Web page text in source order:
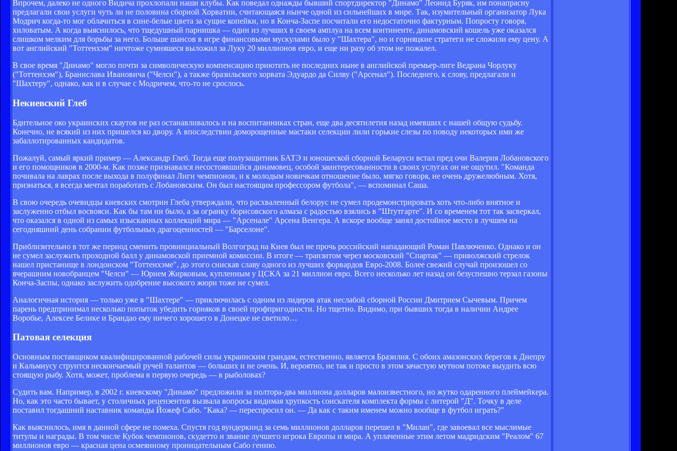
Впрочем, далеко не одного Видича прохлопали наши клубы. Как поведал однажды бывший спортдиректор "Динамо" Леонид Буряк, им понапрасну
предлагали свои услуги чуть ли не половина сборной Хорватии, считающаяся нынче одной из сильнейших в мире. Так, изумительный организатор Лука
Модрич когда-то мог облачиться в сине-белые цвета за сущие копейки, но в Конча-Заспе посчитали его недостаточно фактурным. Попросту говоря,
хиловатым. А когда выяснилось, что тщедушный парнишка — один из лучших в своем амплуа на всем континенте, динамовский кошель уже оказался
слишком мелким для борьбы за него. Больше шансов в игре финансовыми мускулами было у "Шахтера", но и горняцкие стратеги не сложили ему цену. А
вот английский "Тоттенхэм" ничтоже сумняшеся выложил за Луку 20 миллионов евро, и еще ни разу об этом не пожалел.
В свое время "Динамо" могло почти за символическую компенсацию приютить не последних ныне в английской премьер-лиге Ведрана Чорлуку
("Тоттенхэм"), Бранислава Ивановича ("Челси"), а также бразильского хорвата Эдуардо да Силву ("Арсенал"). Последнего, к слову, предлагали и
"Шахтеру", однако, как и в случае с Модричем, что-то не срослось.
Некиевский Глеб
Бдительное око украинских скаутов не раз останавливалось и на воспитанниках стран, еще два десятилетия назад имевших с нашей общую судьбу.
Конечно, не всякий из них пришелся ко двору. А впоследствии доморощенные мастаки селекции лили горькие слезы по поводу некоторых ими же
забаллотированных кандидатов.
Пожалуй, самый яркий пример — Александр Глеб. Тогда еще полузащитник БАТЭ и юношеской сборной Беларуси встал пред очи Валерия Лобановского
и его помощников в 2000-м. Как позже признавался несостоявшийся динамовец, особой заинтересованности в своих услугах он не ощутил. "Команда
почивала на лаврах после выхода в полуфинал Лиги чемпионов, и к молодым новичкам отношение было, мягко говоря, не очень дружелюбным. Хотя,
признаться, я всегда мечтал поработать с Лобановским. Он был настоящим профессором футбола", — вспоминал Саша.
В свою очередь очевидцы киевских смотрин Глеба утверждали, что расхваленный белорус не сумел продемонстрировать хоть что-либо внятное и
заслуженно отбыл восвояси. Как бы там ни было, а за огранку борисовского алмаза с радостью взялись в "Штутгарте". И со временем тот так засверкал,
что оказался в одной из самых изысканных коллекций мира — "Арсенале" Арсена Венгера. А вскоре вообще занял достойное место в лучшем на
сегодняшний день собрании футбольных драгоценностей — "Барселоне".
Приблизительно в тот же период сменить провинциальный Волгоград на Киев был не прочь российский нападающий Роман Павлюченко. Однако и он
не сумел заслужить проходной балл у динамовской приемной комиссии. В итоге — транзитом через московский "Спартак" — приволжский стрелок
нашел пристанище в лондонском "Тоттенхэме", до этого снискав славу одного из лучших форвардов Евро-2008. Более свежий случай произошел со
вчерашним новобранцем "Челси" — Юрием Жирковым, купленным у ЦСКА за 21 миллион евро. Всего несколько лет назад он безуспешно терзал газоны
Конча-Заспы, однако заслужить одобрение высокого жюри тоже не сумел.
Аналогичная история — только уже в "Шахтере" — приключилась с одним из лидеров атак неслабой сборной России Дмитрием Сычевым. Причем
парень предпринимал несколько попыток убедить горняков в своей профпригодности. Но тщетно. Видимо, при бывших тогда в наличии Андрее
Воробье, Алексее Белике и Брандао ему ничего хорошего в Донецке не светило…
Патовая селекция
Основным поставщиком квалифицированной рабочей силы украинским грандам, естественно, является Бразилия. С обоих амазонских берегов к Днепру
и Кальмиусу струится нескончаемый ручей талантов — больших и не очень. И, вероятно, не так и просто в этом зачастую мутном потоке выудить всю
стоящую рыбу. Хотя, может, проблема в первую очередь — в рыболовах?
Судить вам. Например, в 2002 г. киевскому "Динамо" предложили за полтора-два миллиона долларов малоизвестного, но жутко одаренного плеймейкера.
Но, как это часто бывает, у столичных рецензентов вызвала вопросы видимая хрупкость соискателя комплекта формы с литерой "Д". Точку в деле
поставил тогдашний наставник команды Йожеф Сабо. "Кака? — переспросил он. — Да как с таким именем можно вообще в футбол играть?"
Как выяснилось, имя в данной сфере не помеха. Спустя год вундеркинд за семь миллионов долларов перешел в "Милан", где завоевал все мыслимые
титулы и награды. В том числе Кубок чемпионов, скудетто и звание лучшего игрока Европы и мира. А уплаченные этим летом мадридским "Реалом" 67
миллионов евро — красная цена осмеянному проницательным Сабо гению.